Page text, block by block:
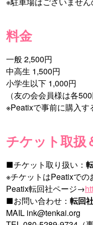
料金
一般 2,500円
中高生 1,500円
小学生以下 1,000円
（友の会会員様は各500
※Peatixで事前に購入す
チケット取扱
■チケット取り扱い：
※チケットはPeatixでの
Peatix転回社ページ→
■お問い合わせ： 転回
MAIL ink@tenkai.org